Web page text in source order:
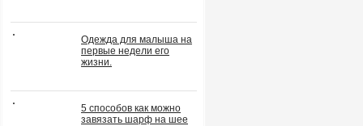
Одежда для малыша на
первые недели его
жизни.
5 способов как можно
завязать шарф на шее